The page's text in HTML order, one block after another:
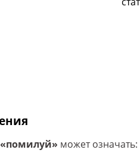
«помилуй» может означать: